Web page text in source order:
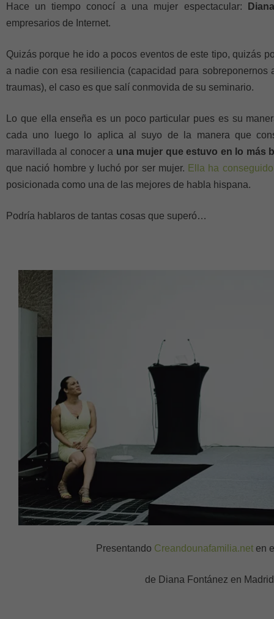
Hace un tiempo conocí a una mujer espectacular:
empresarios de Internet.
Quizás porque he ido a pocos eventos de este tipo, quizás
a nadie con esa resiliencia (capacidad para sobreponernos
traumas), el caso es que salí conmovida de su seminario.
Lo que ella enseña es un poco particular pues es su
cada uno luego lo aplica al suyo de la manera que
maravillada al conocer a una mujer que estuvo en lo más
que nació hombre y luchó por ser mujer. Ella ha
posicionada como una de las mejores de habla hispana.
Podría hablaros de tantas cosas que superó…
Presentando Creandounafamilia.net en
de Diana Fontánez en Madrid